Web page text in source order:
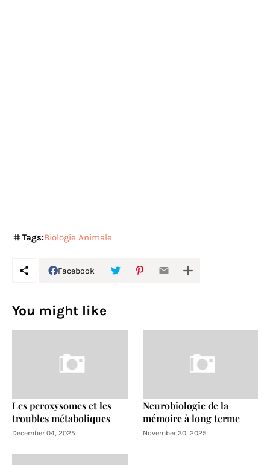
Tags:Biologie Animale
Facebook
You might like
Les peroxysomes et les
troubles métaboliques
December 04, 2025
Neurobiologie de la
mémoire à long terme
November 30, 2025